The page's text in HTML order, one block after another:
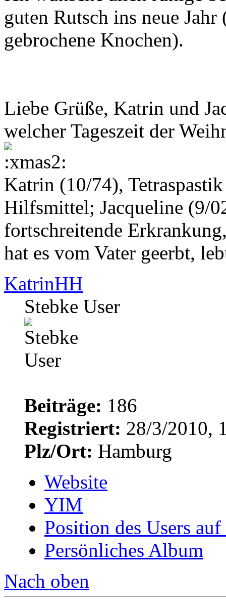
guten Rutsch ins neue
gebrochene Knochen).
Liebe Grüße, Katrin und
welcher Tageszeit der
Katrin (10/74),
Hilfsmittel; Jacqueline (9/
fortschreitende
hat es vom Vater geerbt,
KatrinHH
Stebke User
Beiträge: 186
Registriert: 28/3/2010,
Plz/Ort: Hamburg
Website
YIM
Position des Users
Persönliches Album
Nach oben